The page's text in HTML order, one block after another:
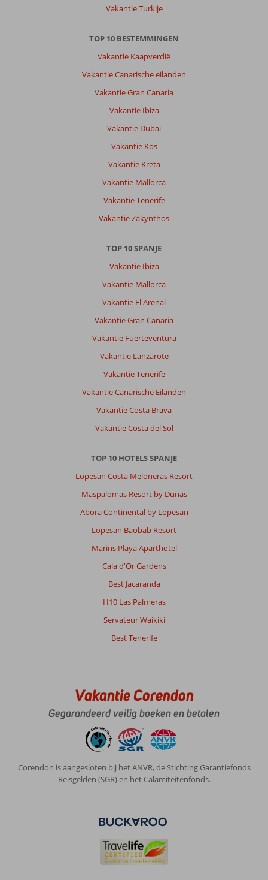
Vakantie Turkije
TOP 10 BESTEMMINGEN
Vakantie Kaapverdië
Vakantie Canarische eilanden
Vakantie Gran Canaria
Vakantie Ibiza
Vakantie Dubai
Vakantie Kos
Vakantie Kreta
Vakantie Mallorca
Vakantie Tenerife
Vakantie Zakynthos
TOP 10 SPANJE
Vakantie Ibiza
Vakantie Mallorca
Vakantie El Arenal
Vakantie Gran Canaria
Vakantie Fuerteventura
Vakantie Lanzarote
Vakantie Tenerife
Vakantie Canarische Eilanden
Vakantie Costa Brava
Vakantie Costa del Sol
TOP 10 HOTELS SPANJE
Lopesan Costa Meloneras Resort
Maspalomas Resort by Dunas
Abora Continental by Lopesan
Lopesan Baobab Resort
Marins Playa Aparthotel
Cala d'Or Gardens
Best Jacaranda
H10 Las Palmeras
Servateur Waikiki
Best Tenerife
Vakantie Corendon
Gegarandeerd veilig boeken en betalen
Corendon is aangesloten bij het ANVR, de Stichting Garantiefonds
Reisgelden (SGR) en het Calamiteitenfonds.